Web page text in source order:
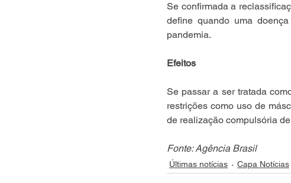
Se confirmada a
define quando uma
pandemia.
Efeitos
Se passar a ser tratada
restrições como uso de
de realização compulsória
Fonte: Agência Brasil
Últimas notícias Capa Notícias